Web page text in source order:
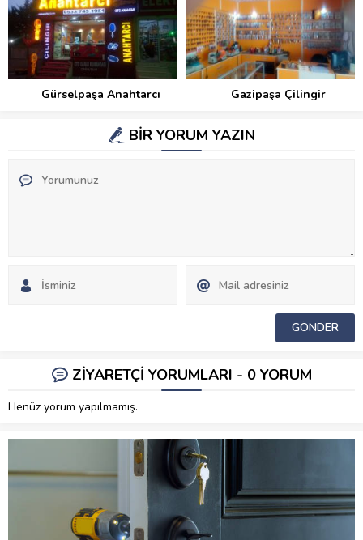
Gürselpaşa Anahtarcı Gazipaşa Çilingir
BİR YORUM YAZIN
ZİYARETÇİ YORUMLARI - 0 YORUM
Henüz yorum yapılmamış.